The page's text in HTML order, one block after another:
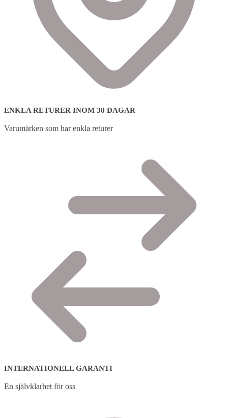
ENKLA RETURER INOM 30 DAGAR
Varumärken som har enkla returer
INTERNATIONELL GARANTI
En självklarhet för oss